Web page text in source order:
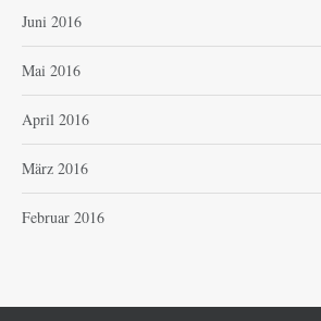
Juni 2016
Mai 2016
April 2016
März 2016
Februar 2016